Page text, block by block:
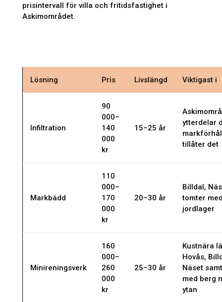
prisintervall för villa och fritidsfastighet i
Askimområdet.
Lösning Pris Livslängd Viktigast i
Infiltration
90
000–
140
000
kr
15–25 år
ytterdelar
tillåter det
Markbädd
110
000–
170
000
kr
20–30 år
Billdal,
tomter
jordlager
Minireningsverk
160
000–
260
000
kr
25–30 år
Kustnära
Hovås,
Näset
med berg
ytan